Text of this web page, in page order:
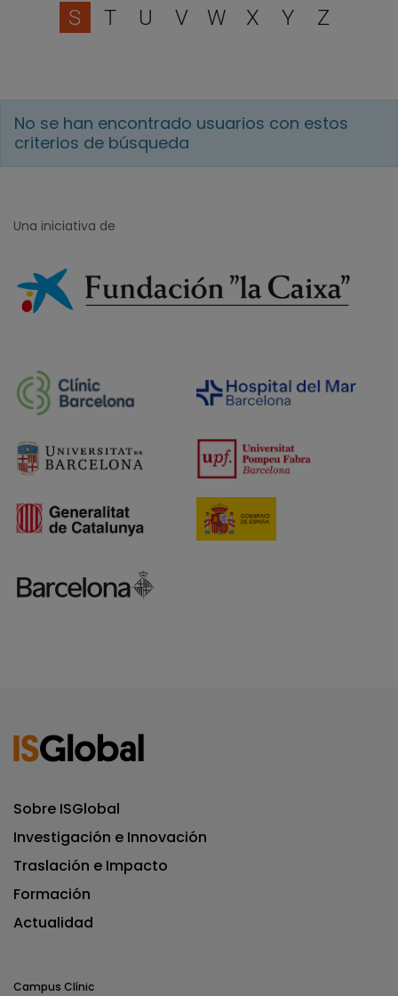
S
T U V W X Y Z
No se han encontrado usuarios con estos
criterios de búsqueda
Una iniciativa de
Sobre ISGlobal
Investigación e Innovación
Traslación e Impacto
Formación
Actualidad
Campus Clínic